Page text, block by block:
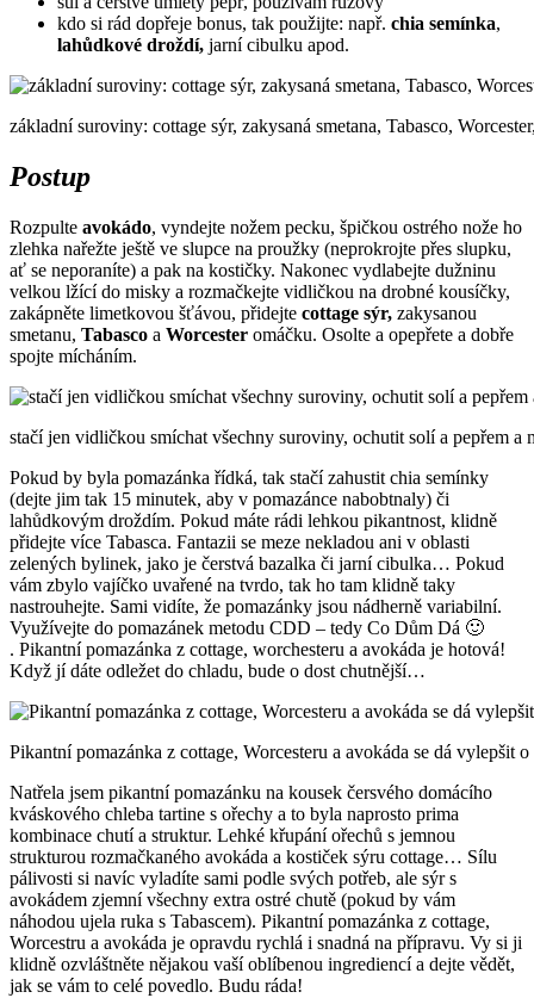
kdo si rád dopřeje bonus, tak použijte: např. chia semínka,
lahůdkové droždí, jarní cibulku apod.
základní suroviny: cottage sýr, zakysaná smetana, Tabasco,
Postup
Rozpulte avokádo, vyndejte nožem pecku, špičkou ostrého nože ho
zlehka nařežte ještě ve slupce na proužky (neprokrojte přes slupku,
ať se neporaníte) a pak na kostičky. Nakonec vydlabejte dužninu
velkou lžící do misky a rozmačkejte vidličkou na drobné kousíčky,
zakápněte limetkovou šťávou, přidejte cottage sýr, zakysanou
smetanu, Tabasco a Worcester omáčku. Osolte a opepřete a dobře
spojte mícháním.
stačí jen vidličkou smíchat všechny suroviny, ochutit solí a pepřem a
Pokud by byla pomazánka řídká, tak stačí zahustit chia semínky
(dejte jim tak 15 minutek, aby v pomazánce nabobtnaly) či
lahůdkovým droždím. Pokud máte rádi lehkou pikantnost, klidně
přidejte více Tabasca. Fantazii se meze nekladou ani v oblasti
zelených bylinek, jako je čerstvá bazalka či jarní cibulka… Pokud
vám zbylo vajíčko uvařené na tvrdo, tak ho tam klidně taky
nastrouhejte. Sami vidíte, že pomazánky jsou nádherně variabilní.
Využívejte do pomazánek metodu CDD – tedy Co Dům Dá 🙂
. Pikantní pomazánka z cottage, worchesteru a avokáda je hotová!
Když jí dáte odležet do chladu, bude o dost chutnější…
Pikantní pomazánka z cottage, Worcesteru a avokáda se dá
Natřela jsem pikantní pomazánku na kousek čersvého domácího
kváskového chleba tartine s ořechy a to byla naprosto prima
kombinace chutí a struktur. Lehké křupání ořechů s jemnou
strukturou rozmačkaného avokáda a kostiček sýru cottage… Sílu
pálivosti si navíc vyladíte sami podle svých potřeb, ale sýr s
avokádem zjemní všechny extra ostré chutě (pokud by vám
náhodou ujela ruka s Tabascem). Pikantní pomazánka z cottage,
Worcestru a avokáda je opravdu rychlá i snadná na přípravu. Vy si ji
klidně ozvláštněte nějakou vaší oblíbenou ingrediencí a dejte vědět,
jak se vám to celé povedlo. Budu ráda!